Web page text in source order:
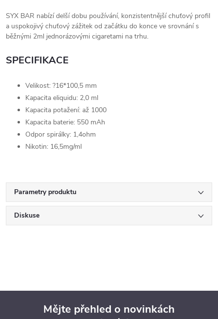
SYX BAR nabízí delší dobu používání, konzistentnější chuťový profil
a uspokojivý chuťový zážitek od začátku do konce ve srovnání s
běžnými 2ml jednorázovými cigaretami na trhu.
SPECIFIKACE
Velikost: ?16*100,5 mm
Kapacita eliquidu: 2,0 ml
Kapacita potažení: až 1000
Kapacita baterie: 550 mAh
Odpor spirálky: 1,4ohm
Nikotin: 16,5mg/ml
Parametry produktu
Diskuse
Mějte přehled o novinkách